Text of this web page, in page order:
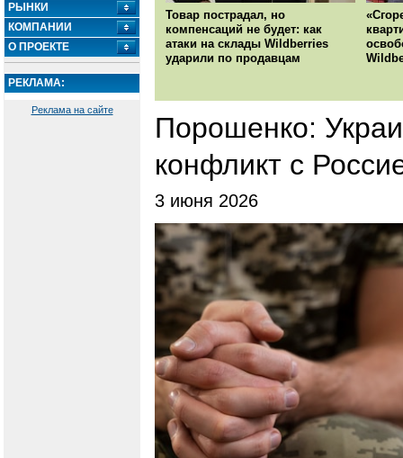
РЫНКИ
КОМПАНИИ
О ПРОЕКТЕ
РЕКЛАМА:
Реклама на сайте
Товар пострадал, но
компенсаций не будет: как
атаки на склады Wildberries
ударили по продавцам
Порошенко:
конфликт с
3 июня 2026